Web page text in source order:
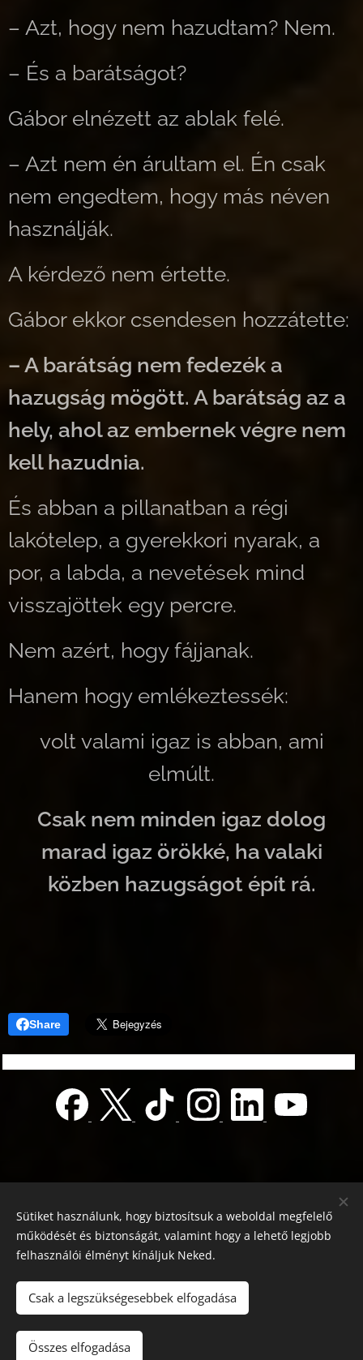
– Azt, hogy nem hazudtam? Nem.
– És a barátságot?
Gábor elnézett az ablak felé.
– Azt nem én árultam el. Én csak
nem engedtem, hogy más néven
használják.
A kérdező nem értette.
Gábor ekkor csendesen hozzátette:
– A barátság nem fedezék a
hazugság mögött. A barátság az a
hely, ahol az embernek végre nem
kell hazudnia.
És abban a pillanatban a régi
lakótelep, a gyerekkori nyarak, a
por, a labda, a nevetések mind
visszajöttek egy percre.
Nem azért, hogy fájjanak.
Hanem hogy emlékeztessék:
volt valami igaz is abban, ami
elmúlt.
Csak nem minden igaz dolog
marad igaz örökké, ha valaki
közben hazugságot épít rá.
Share
Országos azonosító:
0100/60270/2025/2300092318647
Adószám: 19419028-1-43
Sütiket használunk, hogy biztosítsuk a weboldal megfelelő
működését és biztonságát, valamint hogy a lehető legjobb
felhasználói élményt kínáljuk Neked.
Csak a legszükségesebbek elfogadása
Összes elfogadása